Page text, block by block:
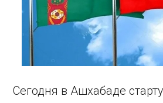
Сегодня в Ашхабаде